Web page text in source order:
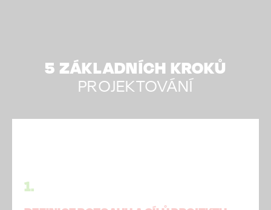
5 ZÁKLADNÍCH KROKŮ
PROJEKTOVÁNÍ
1.